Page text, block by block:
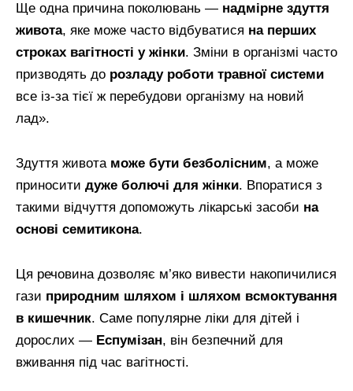
Ще одна причина поколювань — надмірне здуття
живота, яке може часто відбуватися на перших
строках вагітності у жінки. Зміни в організмі часто
призводять до розладу роботи травної системи
все із-за тієї ж перебудови організму на новий
лад».
Здуття живота може бути безболісним, а може
приносити дуже болючі для жінки. Впоратися з
такими відчуття допоможуть лікарські засоби на
основі семитикона.
Ця речовина дозволяє м’яко вивести накопичилися
гази природним шляхом і шляхом всмоктування
в кишечник. Саме популярне ліки для дітей і
дорослих — Еспумізан, він безпечний для
вживання під час вагітності.